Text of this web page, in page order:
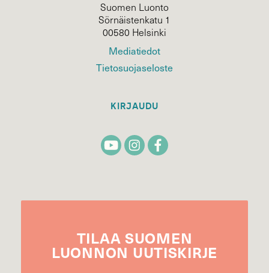
Suomen Luonto
Sörnäistenkatu 1
00580 Helsinki
Mediatiedot
Tietosuojaseloste
KIRJAUDU
TILAA SUOMEN
LUONNON UUTIS­KIRJE